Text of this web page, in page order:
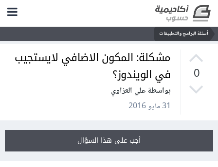
أسئلة البرامج والتطبيقات
0
مشكلة: المكون الاضافي لايستجيب
في الويندوز؟
بواسطة علي العزاوي
31 مايو 2016
أجب على هذا السؤال